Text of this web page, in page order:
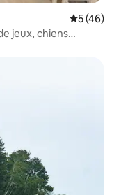
Note
5 (46)
jeux, chiens
aimés